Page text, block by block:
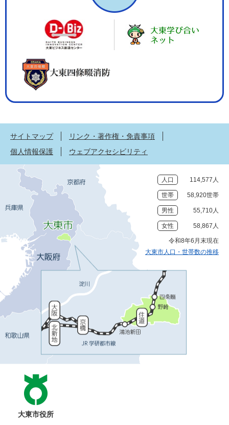
サイトマップ
リンク・著作権・免責事項
個人情報保護
ウェブアクセシビリティ
人口 114,577人
世帯 58,920世帯
男性 55,710人
女性 58,867人
令和8年6月末現在
大東市人口・世帯数の推移
大東市役所